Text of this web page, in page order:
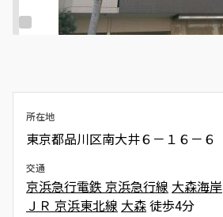
所在地
東京都品川区南大井６－１６－６
交通
京浜急行電鉄 京浜急行線 大森海岸
ＪＲ 京浜東北線 大森徒歩4分